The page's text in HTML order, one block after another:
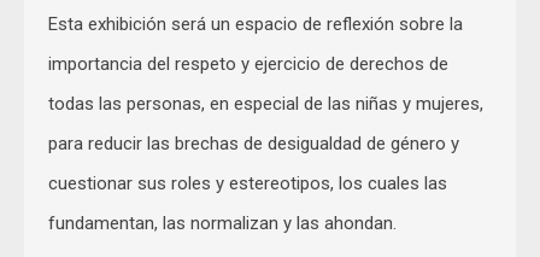
Esta exhibición será un espacio de reflexión sobre la
importancia del respeto y ejercicio de derechos de
todas las personas, en especial de las niñas y mujeres,
para reducir las brechas de desigualdad de género y
cuestionar sus roles y estereotipos, los cuales las
fundamentan, las normalizan y las ahondan.